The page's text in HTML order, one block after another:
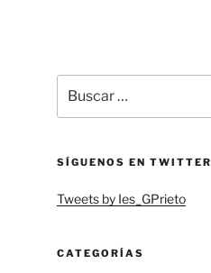
por:
SÍGUENOS EN TWITTER
Tweets by Ies_GPrieto
CATEGORÍAS